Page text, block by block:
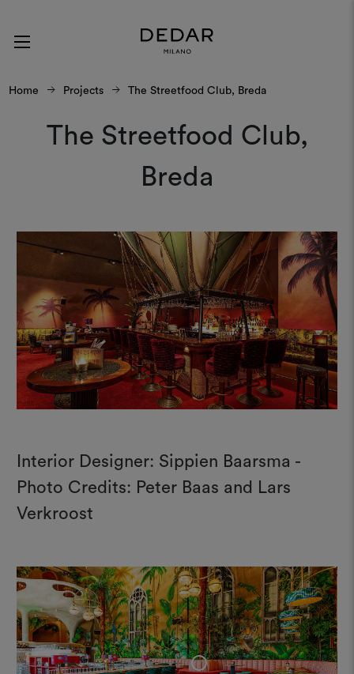
Home Projects The Streetfood Club, Breda
The Streetfood Club,
Breda
Interior Designer: Sippien Baarsma -
Photo Credits: Peter Baas and Lars
Verkroost
+